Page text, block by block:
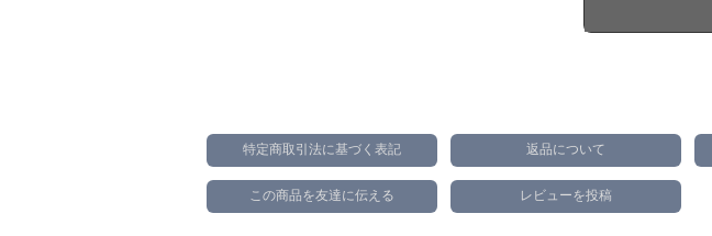
特定商取引法に基づく表記 返品について
この商品を友達に伝える レビューを投稿